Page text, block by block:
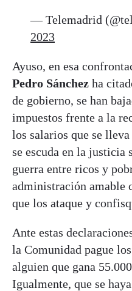
— Telemadrid
2023
Ayuso, en esa
Pedro Sánchez ha
de gobierno, se han
impuestos frente a la
los salarios que se
se escuda en la justicia
guerra entre ricos y
administración amable
que los ataque y
Ante estas
la Comunidad pague
alguien que gana
Igualmente, que se